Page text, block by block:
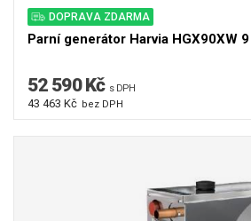
DOPRAVA ZDARMA
Parní generátor Harvia HGX90XW
52 590 Kč s DPH
43 463 Kč bez DPH